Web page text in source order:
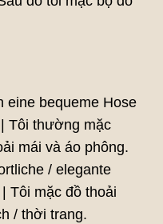
eine bequeme Hose
Tôi thường mặc
mái và áo phông.
/ elegante
Tôi mặc đồ thoải
/ thời trang.